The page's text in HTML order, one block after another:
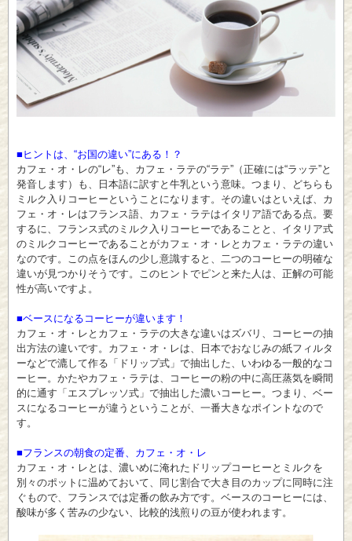
■ヒントは、“お国の違い”にある！？
カフェ・オ・レの“レ”も、カフェ・ラテの“ラテ”（正確には“ラッテ”と
発音します）も、日本語に訳すと牛乳という意味。つまり、どちらも
ミルク入りコーヒーということになります。その違いはといえば、カ
フェ・オ・レはフランス語、カフェ・ラテはイタリア語である点。要
するに、フランス式のミルク入りコーヒーであることと、イタリア式
のミルクコーヒーであることがカフェ・オ・レとカフェ・ラテの違い
なのです。この点をほんの少し意識すると、二つのコーヒーの明確な
違いが見つかりそうです。このヒントでピンと来た人は、正解の可能
性が高いですよ。
■ベースになるコーヒーが違います！
カフェ・オ・レとカフェ・ラテの大きな違いはズバリ、コーヒーの抽
出方法の違いです。カフェ・オ・レは、日本でおなじみの紙フィルタ
ーなどで漉して作る「ドリップ式」で抽出した、いわゆる一般的なコ
ーヒー。かたやカフェ・ラテは、コーヒーの粉の中に高圧蒸気を瞬間
的に通す「エスプレッソ式」で抽出した濃いコーヒー。つまり、ベー
スになるコーヒーが違うということが、一番大きなポイントなので
す。
■フランスの朝食の定番、カフェ・オ・レ
カフェ・オ・レとは、濃いめに淹れたドリップコーヒーとミルクを
別々のポットに温めておいて、同じ割合で大き目のカップに同時に注
ぐもので、フランスでは定番の飲み方です。ベースのコーヒーには、
酸味が多く苦みの少ない、比較的浅煎りの豆が使われます。